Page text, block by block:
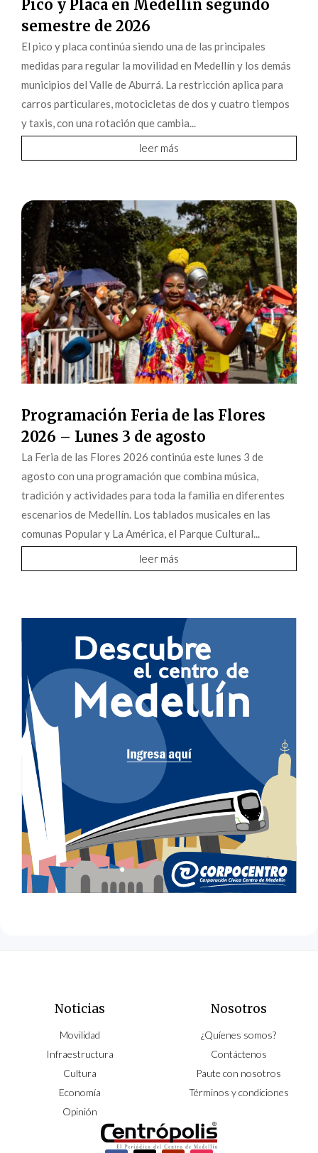
Pico y Placa en Medellín segundo
semestre de 2026
El pico y placa continúa siendo una de las principales
medidas para regular la movilidad en Medellín y los demás
municipios del Valle de Aburrá. La restricción aplica para
carros particulares, motocicletas de dos y cuatro tiempos
y taxis, con una rotación que cambia...
leer más
Programación Feria de las Flores
2026 – Lunes 3 de agosto
La Feria de las Flores 2026 continúa este lunes 3 de
agosto con una programación que combina música,
tradición y actividades para toda la familia en diferentes
escenarios de Medellín. Los tablados musicales en las
comunas Popular y La América, el Parque Cultural...
leer más
Noticias
Movilidad
Infraestructura
Cultura
Economía
Opinión
Nosotros
¿Quíenes somos?
Contáctenos
Paute con nosotros
Términos y condiciones